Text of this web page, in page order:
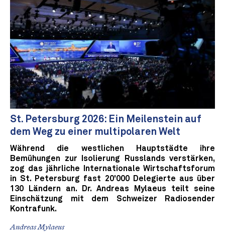
St. Petersburg 2026: Ein Meilenstein auf
dem Weg zu einer multipolaren Welt
Während die westlichen Hauptstädte ihre
Bemühungen zur Isolierung Russlands verstärken,
zog das jährliche Internationale Wirtschaftsforum
in St. Petersburg fast 20'000 Delegierte aus über
130 Ländern an. Dr. Andreas Mylaeus teilt seine
Einschätzung mit dem Schweizer Radiosender
Kontrafunk.
Andreas Mylaeus